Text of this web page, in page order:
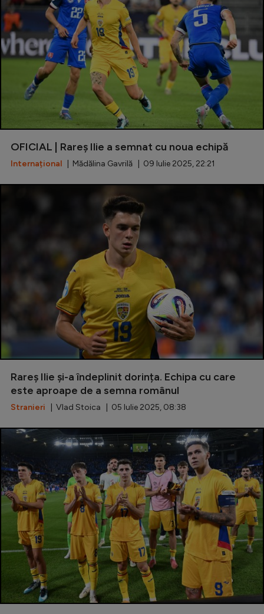
OFICIAL | Rareș Ilie a semnat cu noua echipă
Internațional | Mădălina Gavrilă | 09 Iulie 2025, 22:21
Rareș Ilie și-a îndeplinit dorința. Echipa cu care
este aproape de a semna românul
Stranieri | Vlad Stoica | 05 Iulie 2025, 08:38